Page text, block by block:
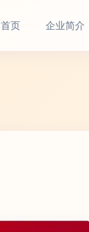
首页 企业简介